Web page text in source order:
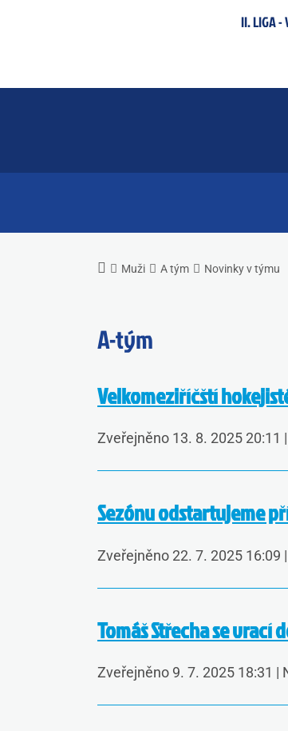
II. LIGA -
Muži A tým Novinky v týmu
A-tým
Velkomeziříčští
Zveřejněno 13. 8. 2025 20:11 |
Sezónu odstartujeme
Zveřejněno 22. 7. 2025 16:09 |
Tomáš Střecha se vrací
Zveřejněno 9. 7. 2025 18:31 |